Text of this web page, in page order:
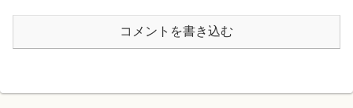
コメントを書き込む